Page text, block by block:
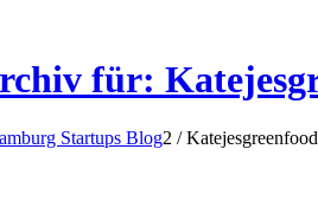
für:
Startups Blog2 / Katejesgreenfood